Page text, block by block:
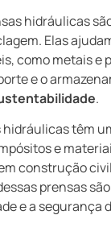
hidráulicas
Elas
como metais e
e o
.
hidráulicas têm
e
construção
prensas
e a segurança